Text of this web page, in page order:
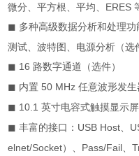
微分、平方根、平均、 ERES
◼ 多种高级数据分析和处理
测试、波特图、电源分析（选
◼ 16 路数字通道（选件）
◼ 内置 50 MHz任意波形发生
◼ 10.1英寸电容式触摸显示
◼ 丰富的接口： USB Host
elnet/Socket）、 Pass/Fail 、